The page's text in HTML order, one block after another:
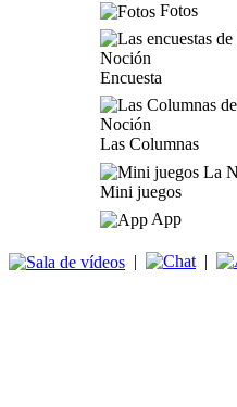
Fotos
Encuesta
Las Columnas
Mini juegos
App
| |